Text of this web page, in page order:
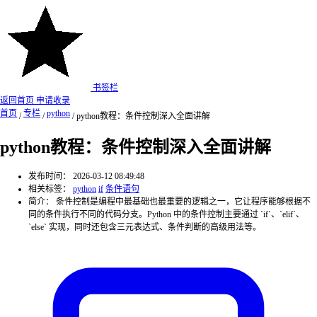
书签栏
返回首页 申请收录
首页 / 专栏 / python / python教程：条件控制深入全面讲解
python教程：条件控制深入全面讲解
发布时间：
2026-03-12 08:49:48
相关标签：
python if 条件语句
简介：
条件控制是编程中最基础也最重要的逻辑之一，它让程序能够根据不
同的条件执行不同的代码分支。Python 中的条件控制主要通过 `if`、`elif`、
`else` 实现，同时还包含三元表达式、条件判断的高级用法等。